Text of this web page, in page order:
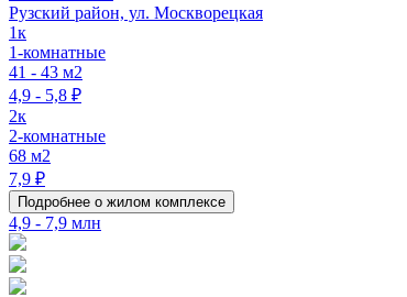
Рузский район, ул. Москворецкая
1к
1-комнатные
41 - 43 м2
4,9 - 5,8 ₽
2к
2-комнатные
68 м2
7,9 ₽
Подробнее о жилом комплексе
4,9 - 7,9 млн